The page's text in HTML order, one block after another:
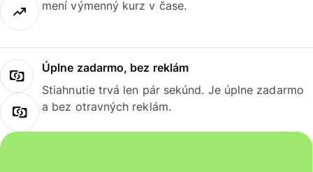
mení výmenný kurz v čase.
Úplne zadarmo, bez reklám
Stiahnutie trvá len pár sekúnd. Je úplne zadarmo
a bez otravných reklám.